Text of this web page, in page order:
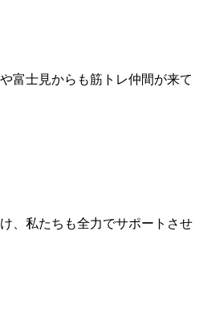
富士見からも筋トレ仲間が来て
、私たちも全力でサポートさせ